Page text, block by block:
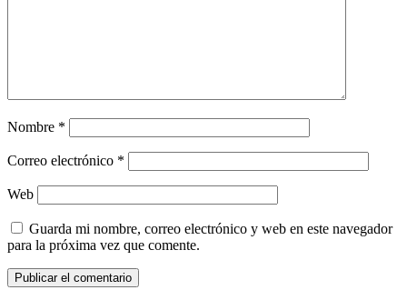
Nombre *
Correo electrónico *
Web
Guarda mi nombre, correo electrónico y web en este navegador
para la próxima vez que comente.